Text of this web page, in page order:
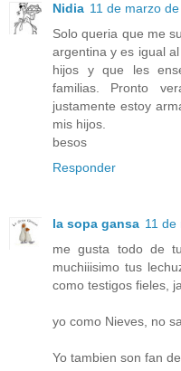
Nidia 11 de marzo
Solo queria que me
argentina y es igual
hijos y que les
familias. Pronto
justamente estoy
mis hijos.
besos
Responder
la sopa gansa 11 de
me gusta todo de
muchiiisimo tus
como testigos fieles,
yo como Nieves, no
Yo tambien son fan